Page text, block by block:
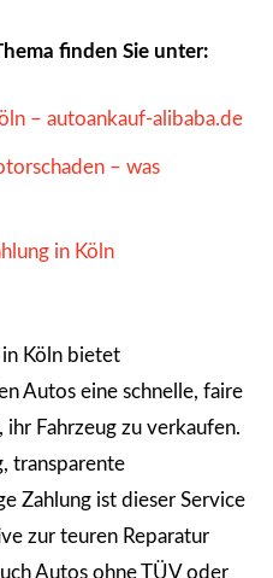
finden Sie unter:
– autoankauf-alibaba.de
– was
in Köln
Köln bietet
Autos eine schnelle, faire
Fahrzeug zu verkaufen.
transparente
Zahlung ist dieser Service
zur teuren Reparatur
Autos ohne TÜV oder